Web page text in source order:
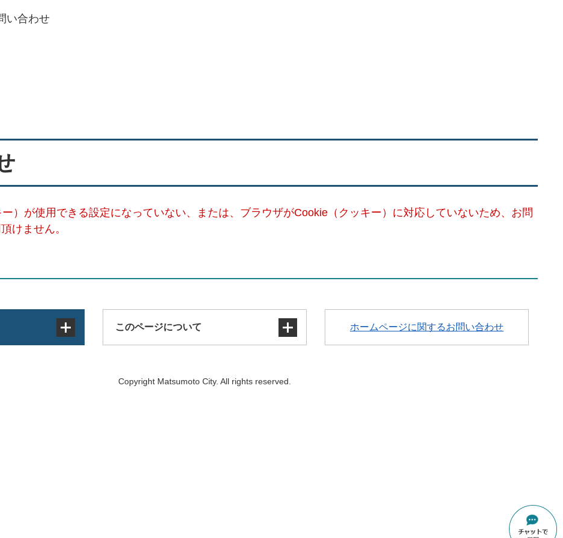
い合わせ
）が使用できる設定になっていない、または、ブラウザがCookie（クッキー）に対応していないため、お問
けません。
このページについて
著作権・免責事項・リンク
ホームページに関するお問い合わせ
Copyright Matsumoto City. All rights reserved.